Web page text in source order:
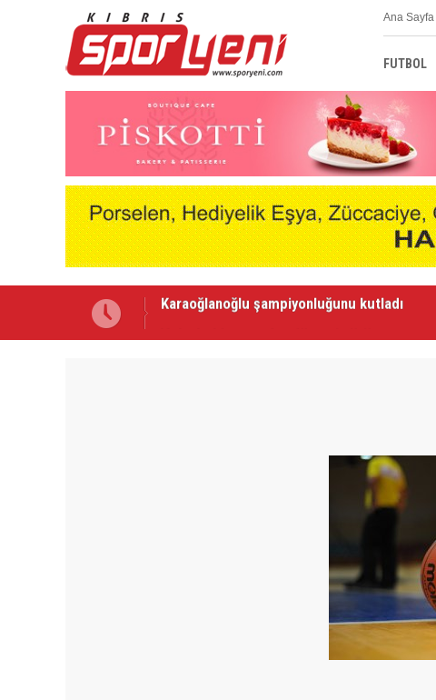
Ana Sayfa
FUTBOL
Voleybolda transfer dönemi sürüyor